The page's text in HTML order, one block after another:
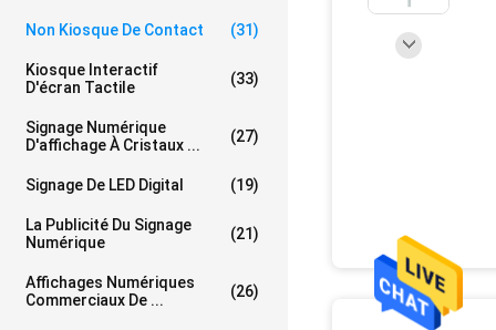
Non Kiosque De Contact (31)
Kiosque Interactif
D'écran Tactile
(33)
Signage Numérique
D'affichage À Cristaux ...
(27)
Signage De LED Digital (19)
La Publicité Du Signage
Numérique
(21)
Affichages Numériques
Commerciaux De ...
(26)